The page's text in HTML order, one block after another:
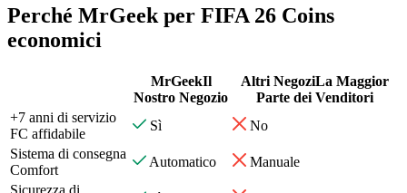
Perché MrGeek per FIFA 26 Coins
economici
MrGeekIl
Nostro Negozio
Altri NegoziLa Maggior
Parte dei Venditori
+7 anni di servizio
FC affidabile
Sì
No
Sistema di consegna
Comfort
Automatico
Manuale
Sicurezza di